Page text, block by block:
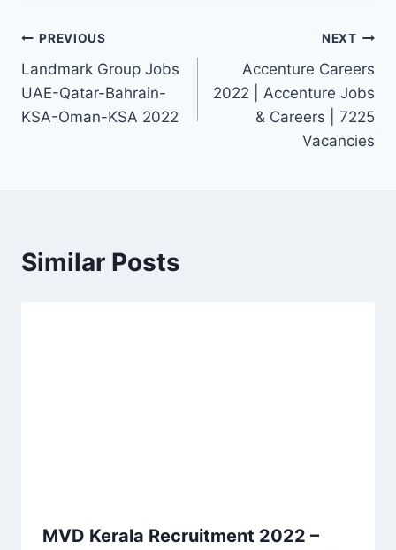
Post
navigation
PREVIOUS
Landmark Group Jobs
UAE-Qatar-Bahrain-
KSA-Oman-KSA 2022
NEXT
Accenture Careers
2022 | Accenture Jobs
& Careers | 7225
Vacancies
Similar Posts
MVD Kerala Recruitment 2022 –